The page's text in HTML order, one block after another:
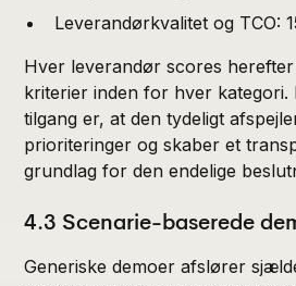
Leverandørkvalitet og TCO:
Hver leverandør scores
kriterier inden for hver kategori.
tilgang er, at den tydeligt
prioriteringer og skaber et
grundlag for den endelige
4.3 Scenarie-baserede
Generiske demoer afslører